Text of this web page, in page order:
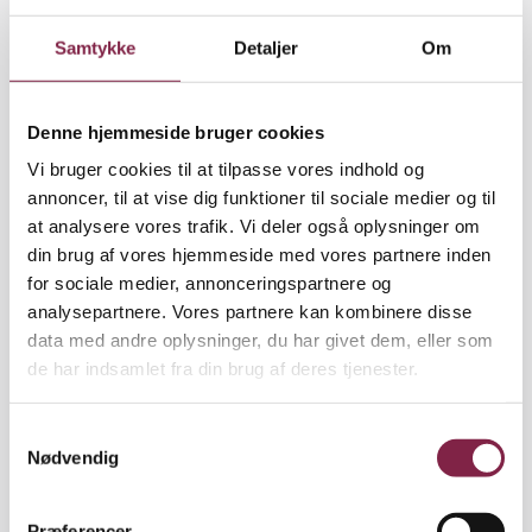
Samtykke Detaljer Om
Denne hjemmeside bruger cookies
Vi bruger cookies til at tilpasse vores indhold og
annoncer, til at vise dig funktioner til sociale medier og til
at analysere vores trafik. Vi deler også oplysninger om
din brug af vores hjemmeside med vores partnere inden
for sociale medier, annonceringspartnere og
analysepartnere. Vores partnere kan kombinere disse
data med andre oplysninger, du har givet dem, eller som
de har indsamlet fra din brug af deres tjenester.
Nødvendig
"Som politikere ved vi en masse om politik og om
vilkårene på de pædagogiske arbejdspladser. Men
ønsker og forventninger. Undersøgelsen skal give os
et fælles grundlag at arbejde ud fra, så vores
beslutninger ikke baseres på fortolkninger og
følelser, men på fakta. 'Jeg synes' skal erstattes af
'jeg ved'," fastslår Lasse Bjerg Jørgensen.
Men hvad nu, hvis medlemmerne siger, at de ikke
får nok for pengene?
dem. De skal vide, hvad de får for pengene, og
hvorfor en professionsforening som BUPL er dyrere